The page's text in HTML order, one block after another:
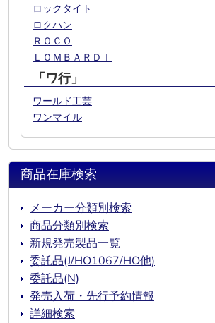
ロックタイト
ロクハン
ＲＯＣＯ
ＬＯＭＢＡＲＤＩ
「ワ行」
ワールド工芸
ワンマイル
商品在庫検索
メーカー分類別検索
商品分類別検索
新規発売製品一覧
委託品(J/HO1067/HO他)
委託品(N)
発売入荷・先行予約情報
詳細検索